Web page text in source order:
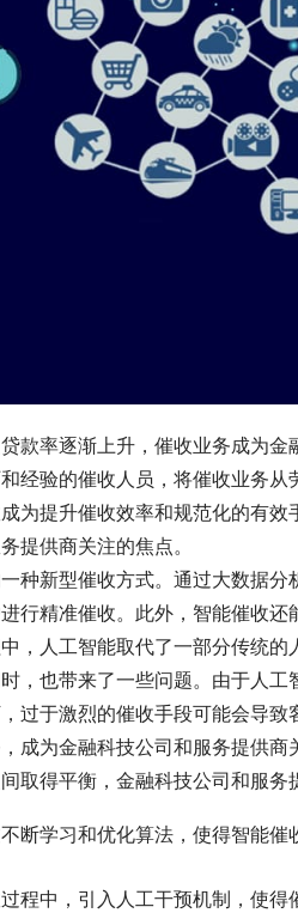
款率逐渐上升，催收业务成为
经验的催收人员，将催收业务
为提升催收效率和规范化的有
提供商关注的焦点。
种新型催收方式。通过大数据
行精准催收。此外，智能催收
，人工智能取代了一部分传统的
，也带来了一些问题。由于人
过于激烈的催收手段可能会导
成为金融科技公司和服务提供商
取得平衡，金融科技公司和服务
断学习和优化算法，使得智能
程中，引入人工干预机制，使